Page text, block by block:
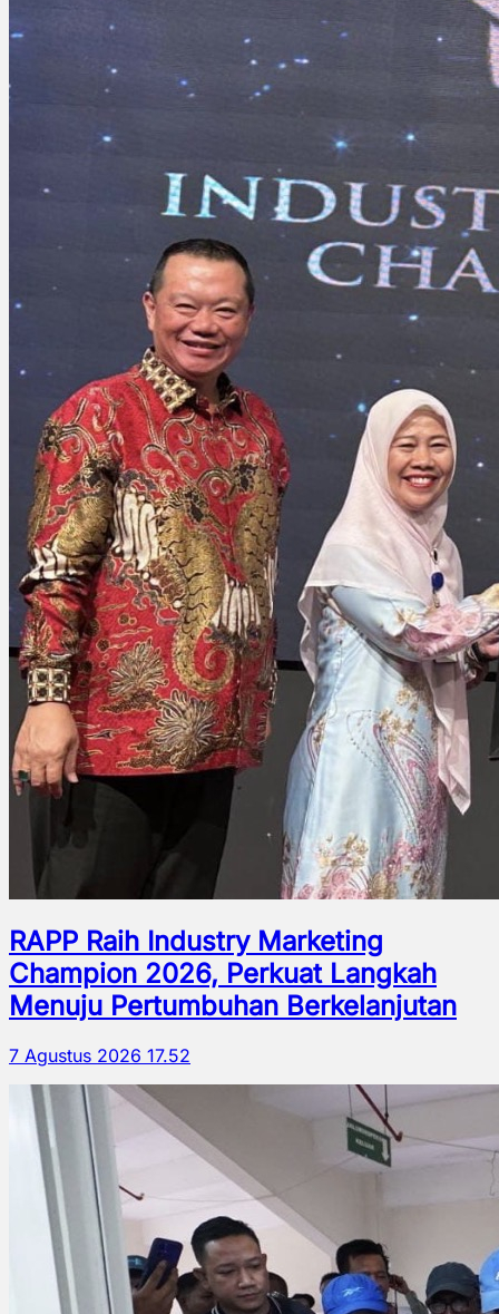
RAPP Raih Industry Marketing
Champion 2026, Perkuat Langkah
Menuju Pertumbuhan Berkelanjutan
7 Agustus 2026 17.52